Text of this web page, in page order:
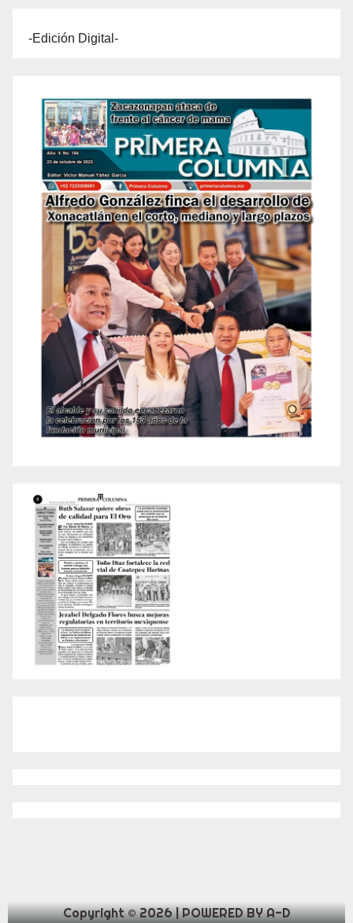
-Edición Digital-
Copyright © 2026 | POWERED BY A-D